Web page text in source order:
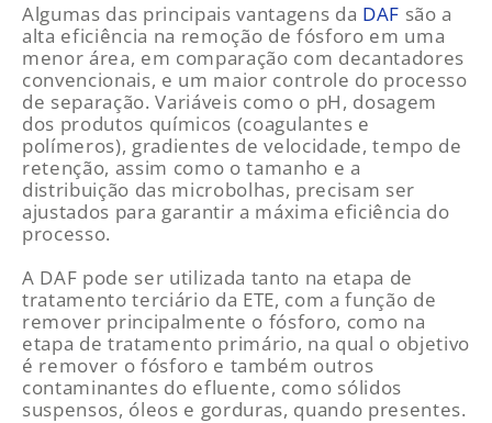
Algumas das principais vantagens da DAF são a
alta eficiência na remoção de fósforo em uma
menor área, em comparação com decantadores
convencionais, e um maior controle do processo
de separação.Variáveis como o pH, dosagem
dos produtos químicos (coagulantes e
polímeros), gradientes de velocidade, tempo de
retenção, assim como o tamanho e a
distribuição das microbolhas, precisam ser
ajustados para garantir a máxima eficiência do
processo.
A DAF pode ser utilizada tanto na etapa de
tratamento terciário da ETE, com a função de
remover principalmente o fósforo, como na
etapa de tratamento primário, na qual o objetivo
é remover o fósforo e também outros
contaminantes do efluente, como sólidos
suspensos, óleos e gorduras, quando presentes.